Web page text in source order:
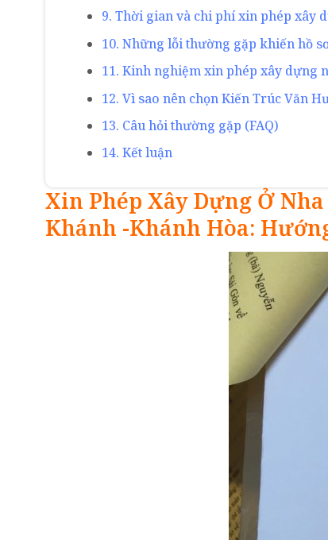
9. Thời gian và chi phí xin phép xây
10. Những lỗi thường gặp khiến hồ
11. Kinh nghiệm xin phép xây dựng
12. Vì sao nên chọn Kiến Trúc Văn
13. Câu hỏi thường gặp (FAQ)
14. Kết luận
Xin Phép Xây Dựng Ở
Khánh -Khánh Hòa: